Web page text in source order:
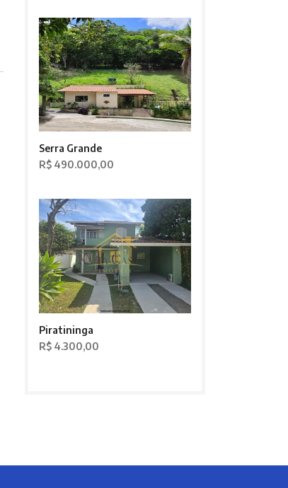
Serra Grande
R$ 490.000,00
Piratininga
R$ 4.300,00